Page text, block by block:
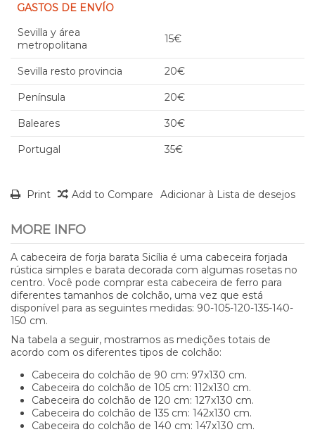
GASTOS DE ENVÍO
Sevilla y área
metropolitana
15€
Sevilla resto provincia 20€
Península 20€
Baleares 30€
Portugal 35€
Print Add to Compare Adicionar à Lista de desejos
MORE INFO
A cabeceira de forja barata Sicília é uma cabeceira forjada
rústica simples e barata decorada com algumas rosetas no
centro. Você pode comprar esta cabeceira de ferro para
diferentes tamanhos de colchão, uma vez que está
disponível para as seguintes medidas: 90-105-120-135-140-
150 cm.
Na tabela a seguir, mostramos as medições totais de
acordo com os diferentes tipos de colchão:
Cabeceira do colchão de 90 cm: 97x130 cm.
Cabeceira do colchão de 105 cm: 112x130 cm.
Cabeceira do colchão de 120 cm: 127x130 cm.
Cabeceira do colchão de 135 cm: 142x130 cm.
Cabeceira do colchão de 140 cm: 147x130 cm.